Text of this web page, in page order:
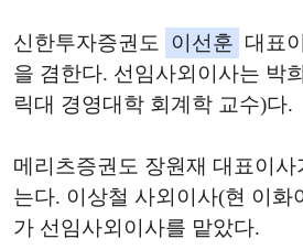
신한투자증권도 이선훈 대표
을 겸한다. 선임사외이사는 박
릭대 경영대학 회계학 교수)다.
메리츠증권도 장원재 대표이
는다. 이상철 사외이사(현 이화
가 선임사외이사를 맡았다.